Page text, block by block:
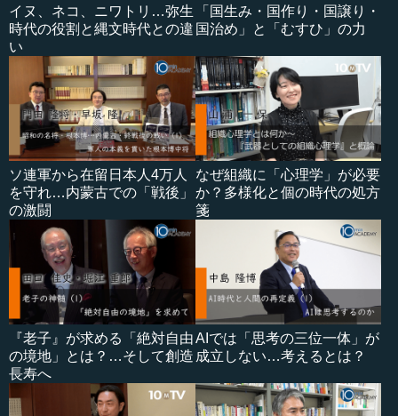
イヌ、ネコ、ニワトリ…弥生
時代の役割と縄文時代との違
い
「国生み・国作り・国譲り・
国治め」と「むすひ」の力
ソ連軍から在留日本人4万人
を守れ…内蒙古での「戦後」
の激闘
なぜ組織に「心理学」が必要
か？多様化と個の時代の処方
箋
『老子』が求める「絶対自由
の境地」とは？…そして創造
長寿へ
AIでは「思考の三位一体」が
成立しない…考えるとは？